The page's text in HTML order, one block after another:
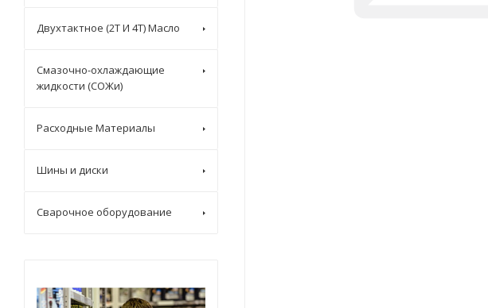
Двухтактное (2T И 4T) Масло
Смазочно-охлаждающие
жидкости (СОЖи)
Расходные Материалы
Шины и диски
Сварочное оборудование